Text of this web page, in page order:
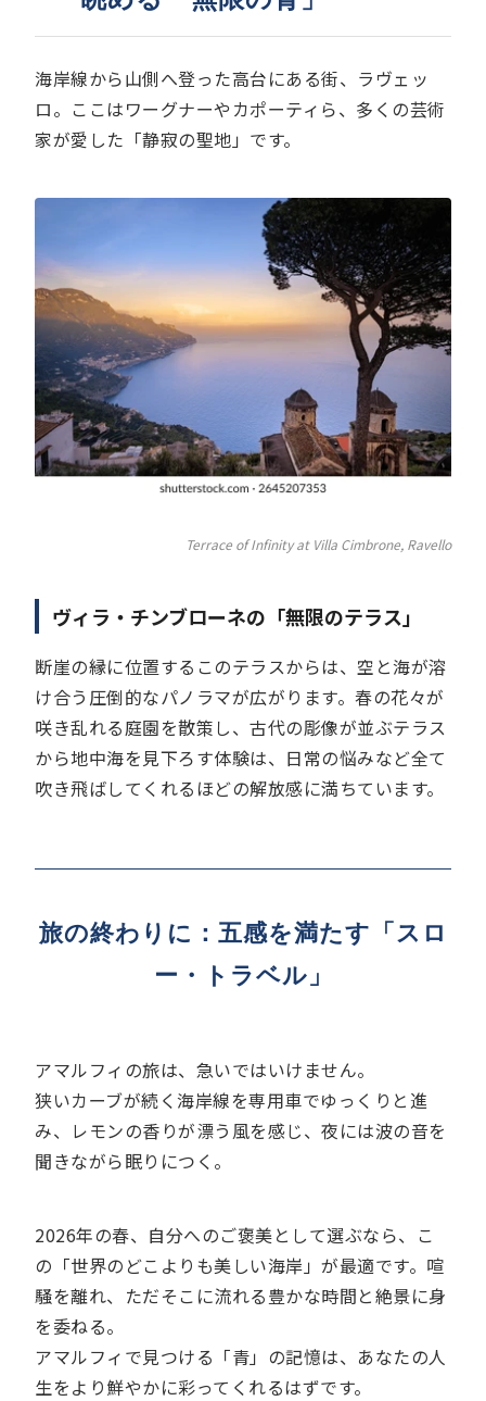
海岸線から山側へ登った高台にある街、ラヴェッ
ロ。ここはワーグナーやカポーティら、多くの芸術
家が愛した「静寂の聖地」です。
Terrace of Infinity at Villa Cimbrone, Ravello
ヴィラ・チンブローネの「無限のテラス」
断崖の縁に位置するこのテラスからは、空と海が溶
け合う圧倒的なパノラマが広がります。春の花々が
咲き乱れる庭園を散策し、古代の彫像が並ぶテラス
から地中海を見下ろす体験は、日常の悩みなど全て
吹き飛ばしてくれるほどの解放感に満ちています。
旅の終わりに：五感を満たす「スロ
ー・トラベル」
アマルフィの旅は、急いではいけません。
狭いカーブが続く海岸線を専用車でゆっくりと進
み、レモンの香りが漂う風を感じ、夜には波の音を
聞きながら眠りにつく。
2026年の春、自分へのご褒美として選ぶなら、こ
の「世界のどこよりも美しい海岸」が最適です。喧
騒を離れ、ただそこに流れる豊かな時間と絶景に身
を委ねる。
アマルフィで見つける「青」の記憶は、あなたの人
生をより鮮やかに彩ってくれるはずです。